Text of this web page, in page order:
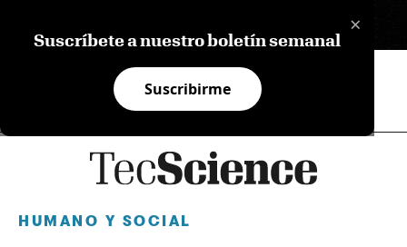
×
Suscríbete a nuestro boletín semanal
Suscribirme
HUMANO Y SOCIAL